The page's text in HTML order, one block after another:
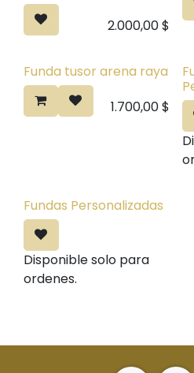
2.000,00$
Funda tusor arena raya
1.700,00$
Fundas Personalizadas
Disponible solo para
ordenes.